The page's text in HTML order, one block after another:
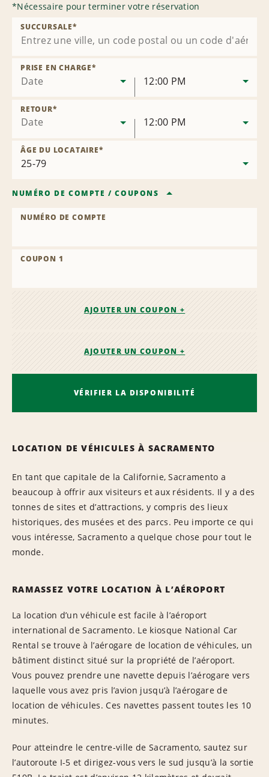
*Nécessaire pour terminer votre réservation
SUCCURSALE*
Date
PRISE EN CHARGE*
12:00 PM
Date
RETOUR*
12:00 PM
ÂGE DU LOCATAIRE*
NUMÉRO DE COMPTE /COUPONS
NUMÉRO DE COMPTE
COUPON 1
AJOUTER UN COUPON +
AJOUTER UN COUPON +
VÉRIFIER LA DISPONIBILITÉ
LOCATION DE VÉHICULES À SACRAMENTO
En tant que capitale de la Californie, Sacramento a
beaucoup à offrir aux visiteurs et aux résidents. Il y a des
tonnes de sites et d’attractions, y compris des lieux
historiques, des musées et des parcs. Peu importe ce qui
vous intéresse, Sacramento a quelque chose pour tout le
monde.
RAMASSEZ VOTRE LOCATION À L’AÉROPORT
La location d’un véhicule est facile à l’aéroport
international de Sacramento. Le kiosque National Car
Rental se trouve à l’aérogare de location de véhicules, un
bâtiment distinct situé sur la propriété de l’aéroport.
Vous pouvez prendre une navette depuis l’aérogare vers
laquelle vous avez pris l’avion jusqu’à l’aérogare de
location de véhicules. Ces navettes passent toutes les 10
minutes.
Pour atteindre le centre-ville de Sacramento, sautez sur
l’autoroute I-5 et dirigez-vous vers le sud jusqu’à la sortie